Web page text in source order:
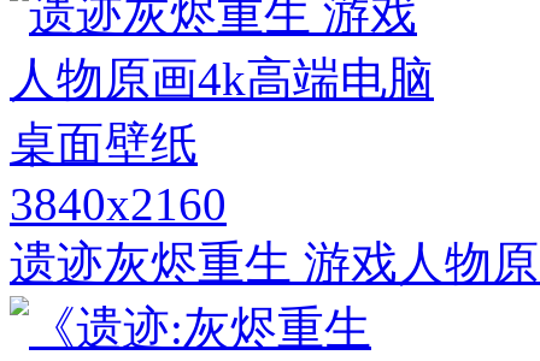
3840x2160
遗迹灰烬重生 游戏人物